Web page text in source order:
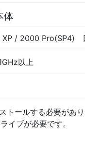
体
/ 2000 Pro(SP4)
以上
トールする必要があり
イブが必要です。